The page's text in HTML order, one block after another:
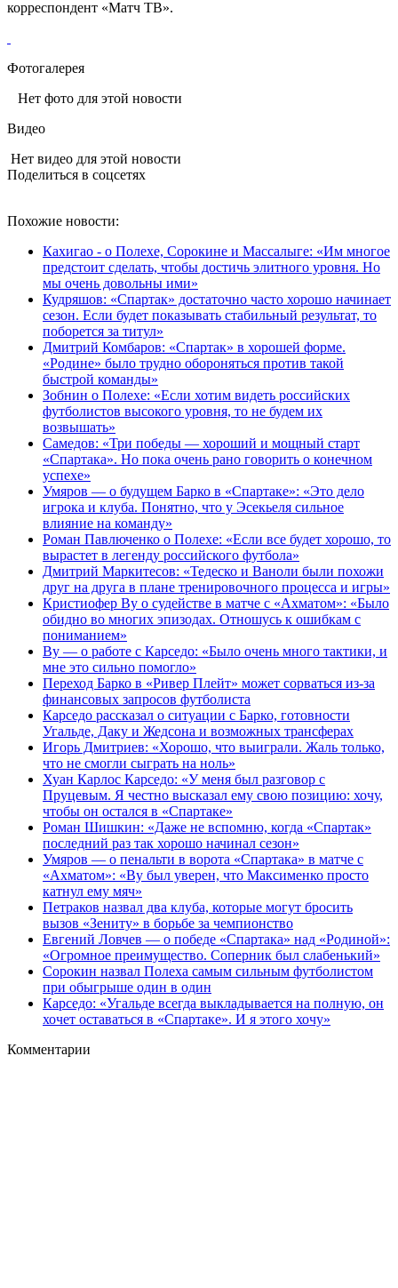
корреспондент «Матч ТВ».
Фотогалерея
Нет фото для этой новости
Видео
Нет видео для этой новости
Поделиться в соцсетях
Похожие новости:
Кахигао - о Полехе, Сорокине и Массалыге: «Им многое
предстоит сделать, чтобы достичь элитного уровня. Но
мы очень довольны ими»
Кудряшов: «Спартак» достаточно часто хорошо начинает
сезон. Если будет показывать стабильный результат, то
поборется за титул»
Дмитрий Комбаров: «Спартак» в хорошей форме.
«Родине» было трудно обороняться против такой
быстрой команды»
Зобнин о Полехе: «Если хотим видеть российских
футболистов высокого уровня, то не будем их
возвышать»
Самедов: «Три победы — хороший и мощный старт
«Спартака». Но пока очень рано говорить о конечном
успехе»
Умяров — о будущем Барко в «Спартаке»: «Это дело
игрока и клуба. Понятно, что у Эсекьеля сильное
влияние на команду»
Роман Павлюченко о Полехе: «Если все будет хорошо, то
вырастет в легенду российского футбола»
Дмитрий Маркитесов: «Тедеско и Ваноли были похожи
друг на друга в плане тренировочного процесса и игры»
Кристиофер Ву о судействе в матче с «Ахматом»: «Было
обидно во многих эпизодах. Отношусь к ошибкам с
пониманием»
Ву — о работе с Карседо: «Было очень много тактики, и
мне это сильно помогло»
Переход Барко в «Ривер Плейт» может сорваться из‑за
финансовых запросов футболиста
Карседо рассказал о ситуации с Барко, готовности
Угальде, Даку и Жедсона и возможных трансферах
Игорь Дмитриев: «Хорошо, что выиграли. Жаль только,
что не смогли сыграть на ноль»
Хуан Карлос Карседо: «У меня был разговор с
Пруцевым. Я честно высказал ему свою позицию: хочу,
чтобы он остался в «Спартаке»
Роман Шишкин: «Даже не вспомню, когда «Спартак»
последний раз так хорошо начинал сезон»
Умяров — о пенальти в ворота «Спартака» в матче с
«Ахматом»: «Ву был уверен, что Максименко просто
катнул ему мяч»
Петраков назвал два клуба, которые могут бросить
вызов «Зениту» в борьбе за чемпионство
Евгений Ловчев — о победе «Спартака» над «Родиной»:
«Огромное преимущество. Соперник был слабенький»
Сорокин назвал Полеха самым сильным футболистом
при обыгрыше один в один
Карседо: «Угальде всегда выкладывается на полную, он
хочет оставаться в «Спартаке». И я этого хочу»
Комментарии